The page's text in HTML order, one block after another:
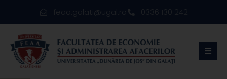
feaa.galati@ugal.ro 0336 130 242